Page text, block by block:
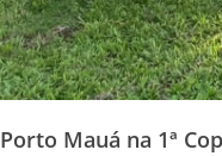
Porto Mauá na 1ª